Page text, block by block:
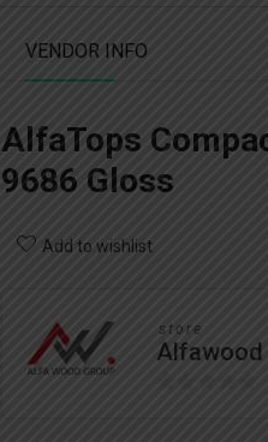
VENDOR INFO
AlfaTops
9686 Gloss
Add to wishlist
store
Alfawood